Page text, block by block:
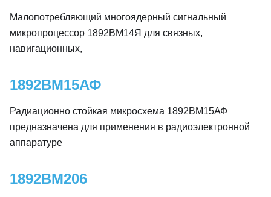
Малопотребляющий многоядерный сигнальный
микропроцессор 1892ВМ14Я для связных,
навигационных,
1892ВМ15АФ
Радиационно стойкая микросхема 1892ВМ15АФ
предназначена для применения в радиоэлектронной
аппаратуре
1892ВМ206